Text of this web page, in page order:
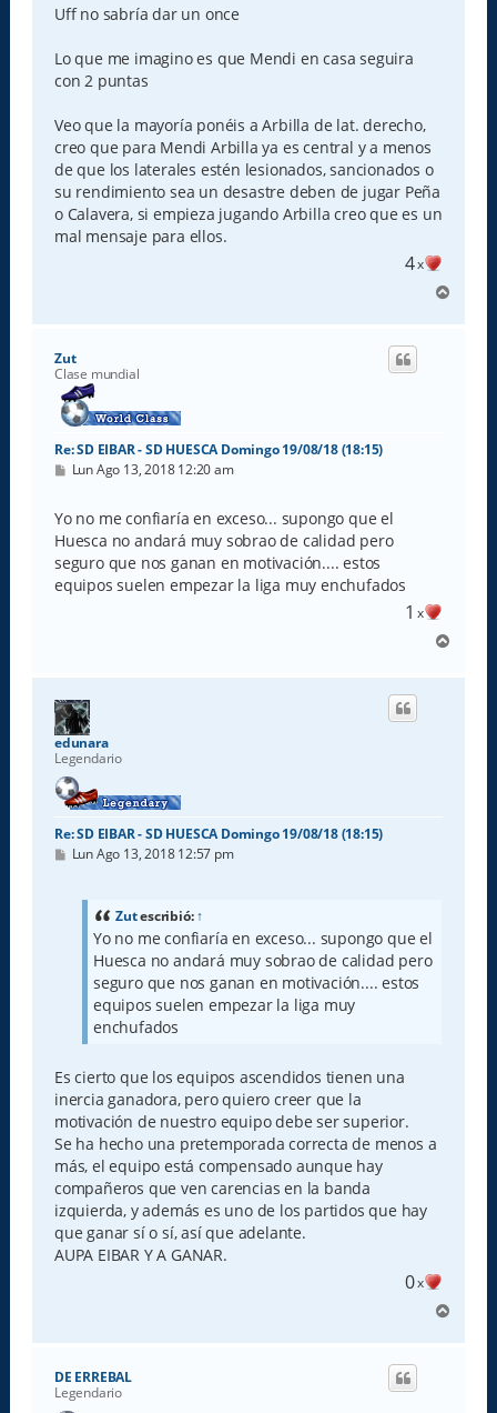
s
a
e
Uff no sabría dar un once
Lo que me imagino es que Mendi en casa seguira
con 2 puntas
Veo que la mayoría ponéis a Arbilla de lat. derecho,
creo que para Mendi Arbilla ya es central y a menos
de que los laterales estén lesionados, sancionados o
su rendimiento sea un desastre deben de jugar Peña
o Calavera, si empieza jugando Arbilla creo que es un
mal mensaje para ellos.
4x
r
Zut
Clase mundial
Re: SD EIBAR - SD HUESCA Domingo 19/08/18 (18:15)
M
s
a
j
e
Lun Ago 13, 2018 12:20 am
Yo no me confiaría en exceso... supongo que el
Huesca no andará muy sobrao de calidad pero
seguro que nos ganan en motivación.... estos
equipos suelen empezar la liga muy enchufados
1 x
r
edunara
Legendario
Re: SD EIBAR - SD HUESCA Domingo 19/08/18 (18:15)
M
Lun Ago 13, 2018 12:57 pm
Zutescribió:↑
Yo no me confiaría en exceso... supongo que el
Huesca no andará muy sobrao de calidad pero
seguro que nos ganan en motivación.... estos
equipos suelen empezar la liga muy
enchufados
Es cierto que los equipos ascendidos tienen una
inercia ganadora, pero quiero creer que la
motivación de nuestro equipo debe ser superior.
Se ha hecho una pretemporada correcta de menos a
más, el equipo está compensado aunque hay
compañeros que ven carencias en la banda
izquierda, y además es uno de los partidos que hay
que ganar sí o sí, así que adelante.
AUPA EIBAR Y A GANAR.
0x
r
DE ERREBAL
Legendario